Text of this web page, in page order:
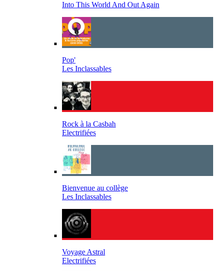
Into This World And Out Again
Pop'
Les Inclassables
Rock à la Casbah
Electrifiées
Bienvenue au collège
Les Inclassables
Voyage Astral
Electrifiées